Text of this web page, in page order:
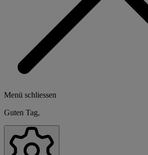
Menü schliessen
Guten Tag,